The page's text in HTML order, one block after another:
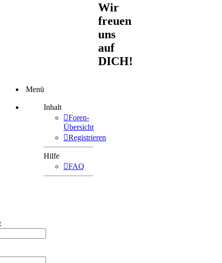
Wir
freuen
uns
auf
DICH!
Menü
Inhalt
Foren-
Übersicht
Registrieren
Hilfe
FAQ